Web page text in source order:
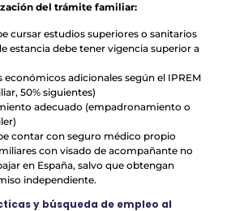
del trámite familiar:
cursar estudios superiores o sanitarios
estancia debe tener vigencia superior a
adicionales según el IPREM
50% siguientes)
adecuado (empadronamiento o
contar con seguro médico propio
con visado de acompañante no
en España, salvo que obtengan
independiente.
y búsqueda de empleo al